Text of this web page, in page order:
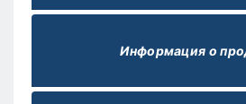
Информация о